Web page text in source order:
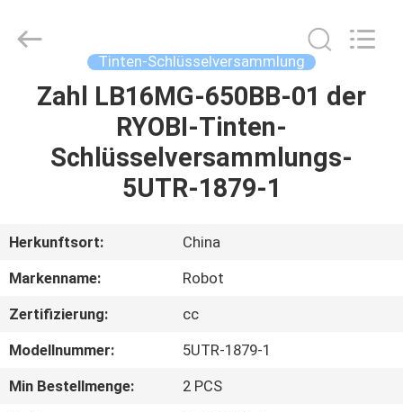
HAUS
PRODUKTE
UNS
AUSFLUG
QUALITÄTSKONTROLLE
Automation
Co.ltd.
Tinten-Schlüsselversammlung
Zahl LB16MG-650BB-01 der
RYOBI-Tinten-
Schlüsselversammlungs-
5UTR-1879-1
Herkunftsort:
China
Markenname:
Robot
Zertifizierung:
cc
Modellnummer:
5UTR-1879-1
Min Bestellmenge:
2 PCS